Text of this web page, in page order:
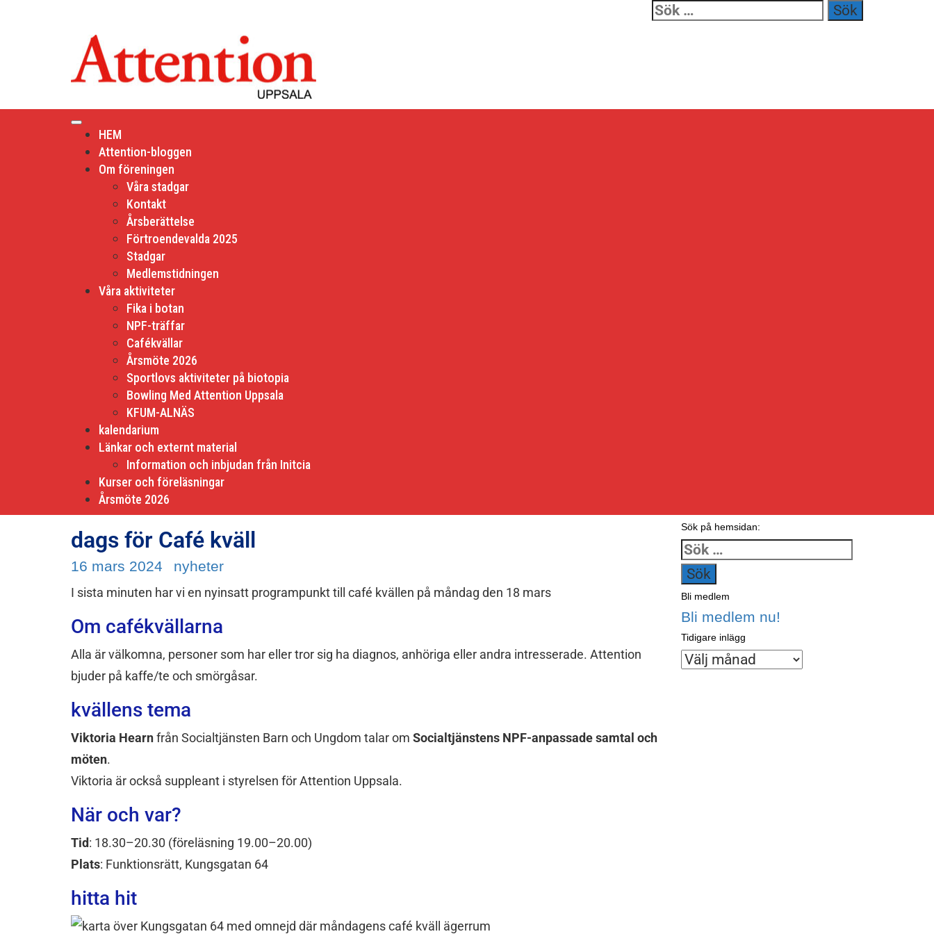
Sök
efter:
HEM
Attention-bloggen
Om föreningen
Våra stadgar
Kontakt
Årsberättelse
Förtroendevalda 2025
Stadgar
Medlemstidningen
Våra aktiviteter
Fika i botan
NPF-träffar
Cafékvällar
Årsmöte 2026
Sportlovs aktiviteter på biotopia
Bowling Med Attention Uppsala
KFUM-ALNÄS
kalendarium
Länkar och externt material
Information och inbjudan från Initcia
Kurser och föreläsningar
Årsmöte 2026
dags för Café kväll
16 mars 2024 nyheter
I sista minuten har vi en nyinsatt programpunkt till café kvällen på måndag den 18 mars
Om cafékvällarna
Alla är välkomna, personer som har eller tror sig ha diagnos, anhöriga eller andra intresserade. Attention
bjuder på kaffe/te och smörgåsar.
kvällens tema
Viktoria Hearnfrån Socialtjänsten Barn och Ungdom talar om Socialtjänstens NPF-anpassade samtal och
möten.
Viktoria är också suppleant i styrelsen för Attention Uppsala.
När och var?
Tid: 18.30–20.30 (föreläsning 19.00–20.00)
Plats: Funktionsrätt, Kungsgatan 64
hitta hit
Sök på hemsidan:
Sök
efter:
Bli medlem
Bli medlem nu!
Tidigare inlägg
Tidigare
inlägg